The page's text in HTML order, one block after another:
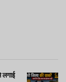
लगाई